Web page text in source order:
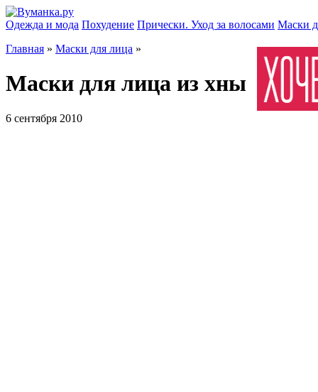
Одежда и мода Похудение Прически. Уход за волосами Маски
Главная » Маски для лица »
Маски для лица из хны
6 сентября 2010